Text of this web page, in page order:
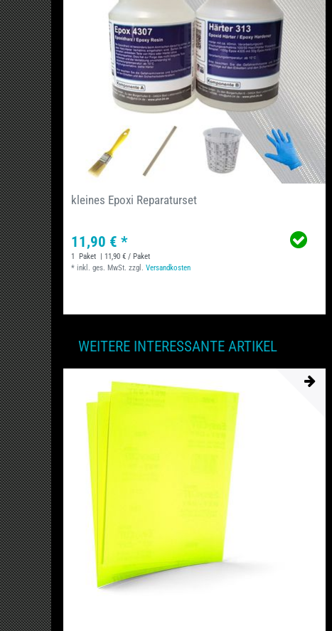
kleines Epoxi Reparaturset
11,90 € *
1 Paket
| 11,90 € / Paket
*inkl. ges. MwSt. zzgl.Versandkosten
WEITERE INTERESSANTE ARTIKEL